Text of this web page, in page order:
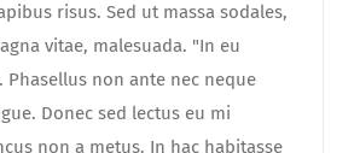
risus. Sed ut massa sodales,
vitae, malesuada. "In eu
Phasellus non ante nec neque
Donec sed lectus eu mi
non a metus. In hac habitasse